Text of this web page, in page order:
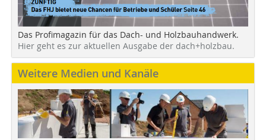
Das Profimagazin für das Dach- und Holzbauhandwerk.
Hier geht es zur aktuellen Ausgabe der dach+holzbau.
Weitere Medien und Kanäle